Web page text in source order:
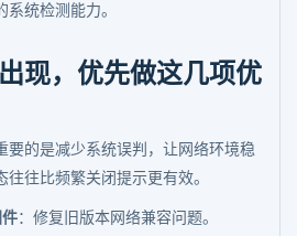
统检测能力。
现，优先做这几项优
要的是减少系统误判，让网络环境稳
往比频繁关闭提示更有效。
：修复旧版本网络兼容问题。